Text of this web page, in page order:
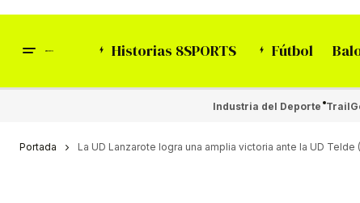
Historias 8SPORTS Fútbol
Industria del Deporte Trail
Portada La UD Lanzarote logra una amplia victoria ante la UD Telde